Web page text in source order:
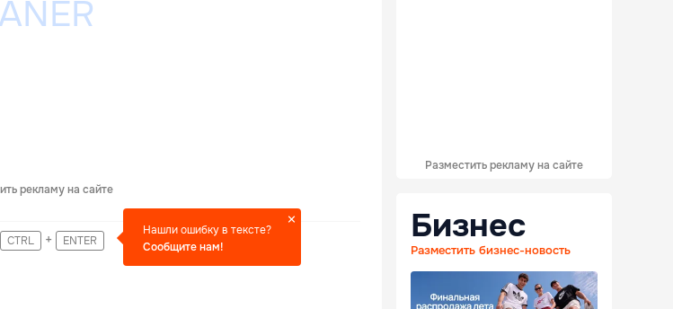
рекламу на сайте
CTRL + ENTER
Нашли ошибку в тексте?
Сообщите нам!
Разместить рекламу на сайте
Бизнес
Разместить бизнес-новость